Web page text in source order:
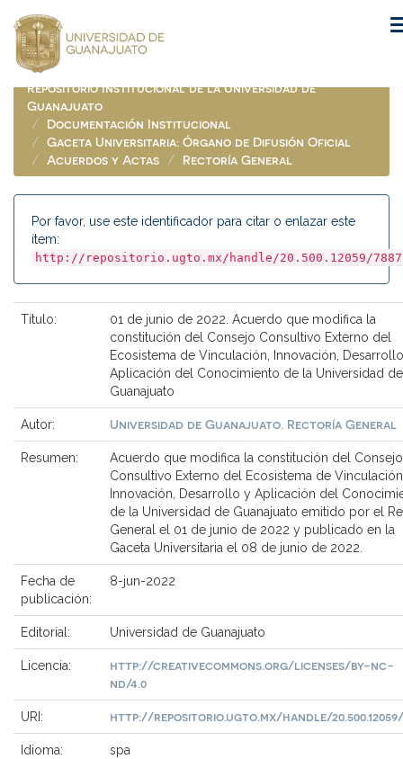
navigation
Repositorio Institucional de la Universidad de
Guanajuato
Documentación Institucional
Gaceta Universitaria: Órgano de Difusión Oficial
Acuerdos y Actas
Rectoría General
Por favor, use este identificador para citar o enlazar este
ítem:
http://repositorio.ugto.mx/handle/20.500.12059/7887
Título:
01 de junio de 2022. Acuerdo que modifica la
constitución del Consejo Consultivo Externo del
Ecosistema de Vinculación, Innovación,
Aplicación del Conocimiento de la Universidad de
Guanajuato
Autor: Universidad de Guanajuato. Rectoría General
Resumen:
Acuerdo que modifica la constitución del Consejo
Consultivo Externo del Ecosistema de
Innovación, Desarrollo y Aplicación del
de la Universidad de Guanajuato emitido por el
General el 01 de junio de 2022 y publicado en la
Gaceta Universitaria el 08 de junio de 2022.
Fecha de
publicación:
8-jun-2022
Editorial: Universidad de Guanajuato
Licencia:
http://creativecommons.org/licenses/by-nc-
nd/4.0
URI: http://repositorio.ugto.mx/handle/20.500.12059/
Idioma: spa